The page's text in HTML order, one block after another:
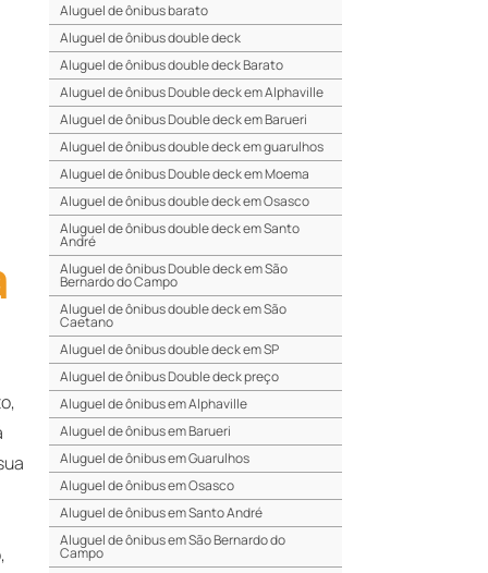
Aluguel de ônibus barato
Aluguel de ônibus double deck
Aluguel de ônibus double deck Barato
Aluguel de ônibus Double deck em Alphaville
Aluguel de ônibus Double deck em Barueri
Aluguel de ônibus double deck em guarulhos
Aluguel de ônibus Double deck em Moema
Aluguel de ônibus double deck em Osasco
Aluguel de ônibus double deck em Santo
André
Aluguel de ônibus Double deck em São
Bernardo do Campo
Aluguel de ônibus double deck em São
Caetano
Aluguel de ônibus double deck em SP
Aluguel de ônibus Double deck preço
Aluguel de ônibus em Alphaville
Aluguel de ônibus em Barueri
Aluguel de ônibus em Guarulhos
Aluguel de ônibus em Osasco
Aluguel de ônibus em Santo André
Aluguel de ônibus em São Bernardo do
Campo